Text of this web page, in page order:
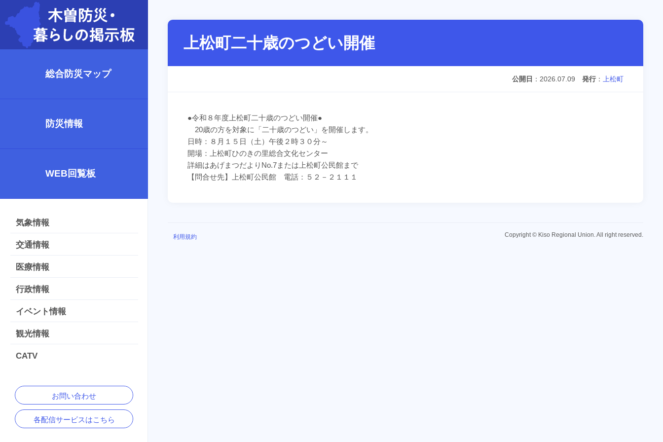
総合防災マップ
防災情報
WEB回覧板
気象情報
交通情報
医療情報
行政情報
イベント情報
観光情報
CATV
お問い合わせ
各配信サービスはこちら
上松町二十歳のつどい開催
公開日 2026.07.09 発行 上松町
●令和８年度上松町二十歳のつどい開催●
20歳の方を対象に「二十歳のつどい」を開催します。
日時：８月１５日（土）午後２時３０分～
開場：上松町ひのきの里総合文化センター
詳細はあげまつだよりNo.7または上松町公民館まで
【問合せ先】上松町公民館 電話：５２－２１１１
利用規約 Copyright © Kiso Regional Union. All right reserved.